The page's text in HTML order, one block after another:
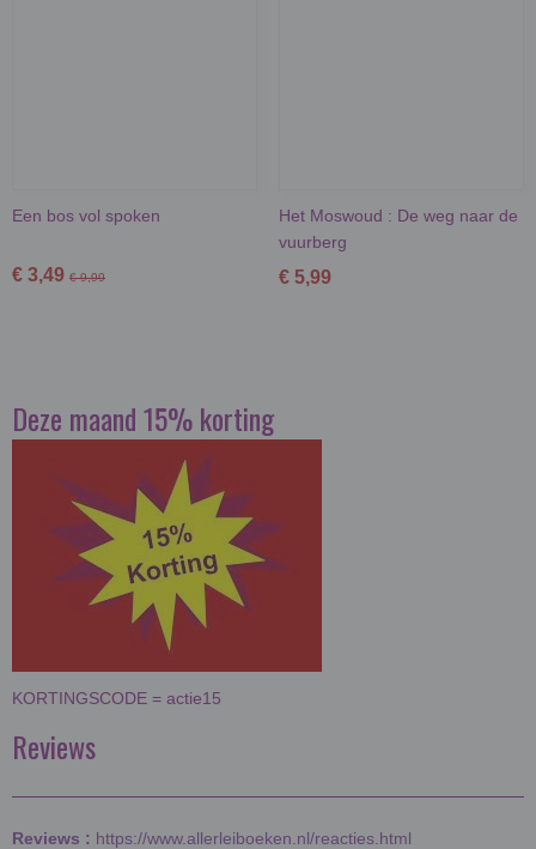
Een bos vol spoken
€ 3,49 € 9,99
Het Moswoud : De weg naar de
vuurberg
€ 5,99
Deze maand 15% korting
KORTINGSCODE = actie15
Reviews
Reviews : https://www.allerleiboeken.nl/reacties.html